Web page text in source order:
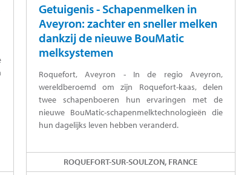
Getuigenis - Schapenmelken in
Aveyron: zachter en sneller melken
dankzij de nieuwe BouMatic
melksystemen
Roquefort, Aveyron - In de regio Aveyron,
wereldberoemd om zijn Roquefort-kaas, delen
twee schapenboeren hun ervaringen met de
nieuwe BouMatic-schapenmelktechnologieën die
hun dagelijks leven hebben veranderd.
ROQUEFORT-SUR-SOULZON, FRANCE